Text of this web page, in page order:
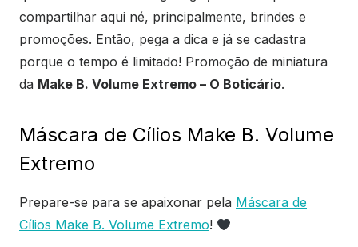
compartilhar aqui né, principalmente, brindes e
promoções. Então, pega a dica e já se cadastra
porque o tempo é limitado! Promoção de miniatura
da Make B. Volume Extremo – O Boticário.
Máscara de Cílios Make B. Volume
Extremo
Prepare-se para se apaixonar pela Máscara de
Cílios Make B. Volume Extremo!